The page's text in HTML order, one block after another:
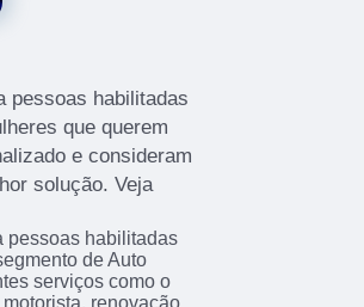
pessoas habilitadas
que querem
e consideram
solução. Veja
pessoas habilitadas
de Auto
serviços como o
renovação